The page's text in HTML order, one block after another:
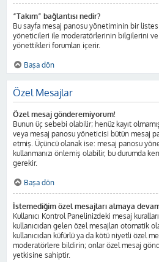
“Takım” bağlantısı nedir?
Bu sayfa mesaj panosu yönetiminin bir
yöneticileri ile moderatörlerinin bilgilerini ve
yönettikleri forumları içerir.
Başa dön
Özel Mesajlar
Özel mesaj gönderemiyorum!
Bunun üç sebebi olabilir; henüz kayıt
veya mesaj panosu yöneticisi bütün mesaj
etmiş. Üçüncü olanak ise: mesaj panosu
kullanmanızı önlemiş olabilir, bu durumda
gerekir.
Başa dön
İstemediğim özel mesajları almaya
Kullanıcı Kontrol Panelinizdeki mesaj
kullanıcıdan gelen özel mesajları otomatik
kullanıcıdan küfürlü ya da kötü niyetli özel
moderatörlere bildirin; onlar özel mesaj
yetkisine sahiptir.